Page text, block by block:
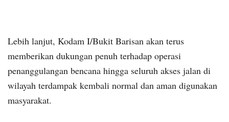
Lebih lanjut, Kodam I/Bukit Barisan akan terus
memberikan dukungan penuh terhadap operasi
penanggulangan bencana hingga seluruh akses jalan di
wilayah terdampak kembali normal dan aman digunakan
masyarakat.